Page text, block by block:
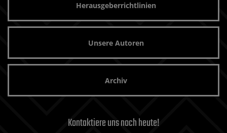
Herausgeberrichtlinien
Unsere Autoren
Archiv
Kontaktiere uns noch heute!